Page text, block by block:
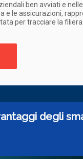
ben avviati e
e le assicurazioni,
per tracciare la
degli